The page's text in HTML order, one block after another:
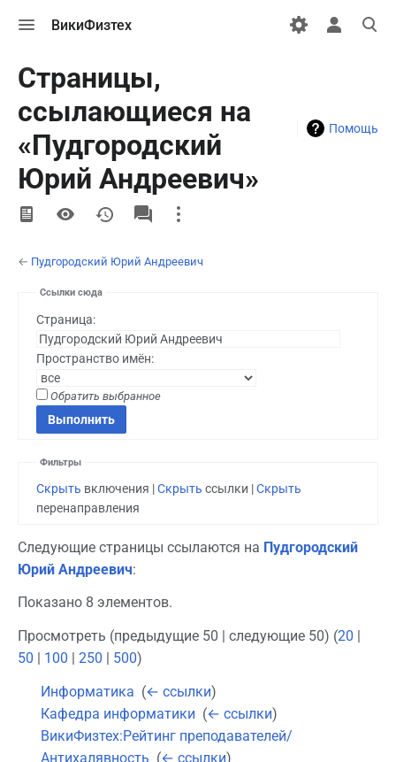
меню
ВикиФизтех
Открыть
поиск
Страницы,
ссылающиеся на
«Пудгородский
Юрий Андреевич»
Помощь
More
actions
← Пудгородский Юрий Андреевич
Ссылки сюда
Страница:
Пространство имён:
Обратить выбранное
Фильтры
Скрыть включения |Скрыть ссылки |Скрыть
перенаправления
Следующие страницы ссылаются на Пудгородский
Юрий Андреевич:
Показано 8 элементов.
Просмотреть (предыдущие 50 | следующие 50) (20 |
50 | 100 | 250 | 500)
Информатика (← ссылки)
Кафедра информатики (← ссылки)
ВикиФизтех:Рейтинг преподавателей/
Антихалявность (← ссылки)